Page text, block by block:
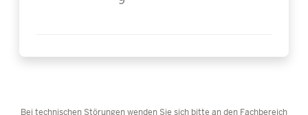
Bei technischen Störungen wenden Sie sich bitte an den Fachbereich